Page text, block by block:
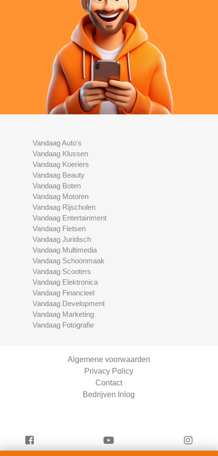
Vandaag Auto's
Vandaag Klussen
Vandaag Koeriers
Vandaag Beauty
Vandaag Boten
Vandaag Motoren
Vandaag Rijscholen
Vandaag Entertainment
Vandaag Fietsen
Vandaag Juridisch
Vandaag Multimedia
Vandaag Schoonmaak
Vandaag Scooters
Vandaag Elektronica
Vandaag Financieel
Vandaag Development
Vandaag Marketing
Vandaag Fotografie
Algemene voorwaarden
Privacy Policy
Contact
Bedrijven Inlog